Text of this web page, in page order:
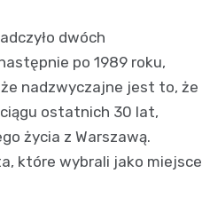
dwóch
po 1989 roku,
nadzwyczajne jest to, że
ostatnich 30 lat,
życia z Warszawą.
które wybrali jako miejsce